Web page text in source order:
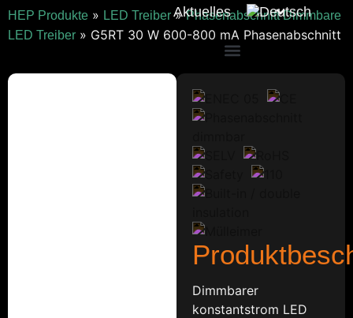
Aktuelles
HEP Produkte » LED Treiber»Phasenabschnitt Dimmbare
LED Treiber » G5RT 30 W 600-800 mA Phasenabschnitt
Dimmbarer
konstantstrom LED